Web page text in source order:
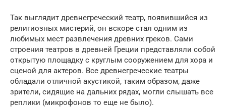
Так выглядит древнегреческий театр, появившийся из
религиозных мистерий, он вскоре стал одним из
любимых мест развлечения древних греков. Сами
строения театров в древней Греции представляли собой
открытую площадку с круглым сооружением для хора и
сценой для актеров. Все древнегреческие театры
обладали отличной акустикой, таким образом, даже
зрители, сидящие на дальних рядах, могли слышать все
реплики (микрофонов то еще не было).